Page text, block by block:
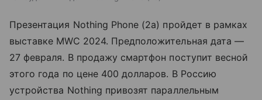
Презентация Nothing Phone (2a) пройдет в рамках
выставке MWC 2024. Предположительная дата —
27 февраля. В продажу смартфон поступит весной
этого года по цене 400 долларов. В Россию
устройства Nothing привозят параллельным